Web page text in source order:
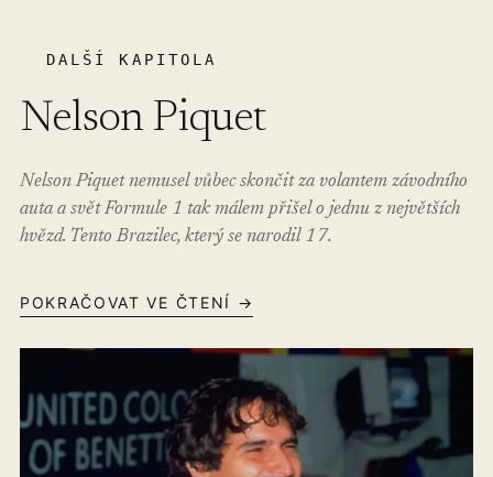
DALŠÍ KAPITOLA
Nelson Piquet
Nelson Piquet nemusel vůbec skončit za volantem závodního
auta a svět Formule 1 tak málem přišel o jednu z největších
hvězd. Tento Brazilec, který se narodil 17.
POKRAČOVAT VE ČTENÍ →